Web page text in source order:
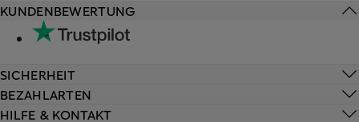
HILFE & KONTAKT
KUNDENBEWERTUNG
SICHERHEIT
BEZAHLARTEN